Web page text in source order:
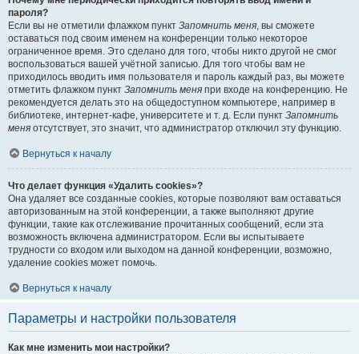
пароля?
Если вы не отметили флажком пункт Запомнить меня, вы сможете
оставаться под своим именем на конференции только некоторое
ограниченное время. Это сделано для того, чтобы никто другой не смог
воспользоваться вашей учётной записью. Для того чтобы вам не
приходилось вводить имя пользователя и пароль каждый раз, вы можете
отметить флажком пункт Запомнить меня при входе на конференцию. Не
рекомендуется делать это на общедоступном компьютере, например в
библиотеке, интернет-кафе, университете и т. д. Если пункт Запомнить
меня отсутствует, это значит, что администратор отключил эту функцию.
Вернуться к началу
Что делает функция «Удалить cookies»?
Она удаляет все созданные cookies, которые позволяют вам оставаться
авторизованным на этой конференции, а также выполняют другие
функции, такие как отслеживание прочитанных сообщений, если эта
возможность включена администратором. Если вы испытываете
трудности со входом или выходом на данной конференции, возможно,
удаление cookies может помочь.
Вернуться к началу
Параметры и настройки пользователя
Как мне изменить мои настройки?